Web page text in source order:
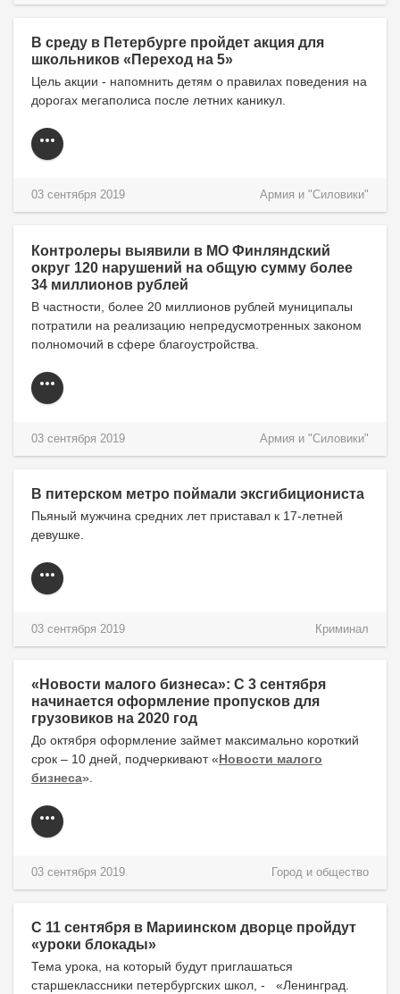
В среду в Петербурге пройдет акция для
школьников «Переход на 5»
Цель акции - напомнить детям о правилах поведения на
дорогах мегаполиса после летних каникул.
Армия и "Силовики"
03 сентября 2019
Контролеры выявили в МО Финляндский
округ 120 нарушений на общую сумму более
34 миллионов рублей
В частности, более 20 миллионов рублей муниципалы
потратили на реализацию непредусмотренных законом
полномочий в сфере благоустройства.
Армия и "Силовики"
03 сентября 2019
В питерском метро поймали эксгибициониста
Пьяный мужчина средних лет приставал к 17-летней
девушке.
Криминал
03 сентября 2019
«Новости малого бизнеса»: С 3 сентября
начинается оформление пропусков для
грузовиков на 2020 год
До октября оформление займет максимально короткий
срок – 10 дней, подчеркивают «Новости малого
бизнеса».
Город и общество
03 сентября 2019
С 11 сентября в Мариинском дворце пройдут
«уроки блокады»
Тема урока, на который будут приглашаться
старшеклассники петербургских школ, - «Ленинград.